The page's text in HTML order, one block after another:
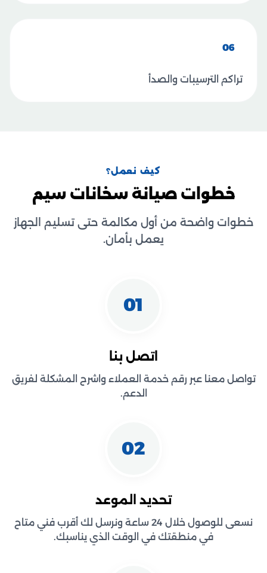
06
تراكم الترسيبات والصدأ
كيف نعمل؟
خطوات صيانة سخانات سيم
خطوات واضحة من أول مكالمة حتى تسليم الجهاز
يعمل بأمان.
01
اتصل بنا
تواصل معنا عبر رقم خدمة العملاء واشرح المشكلة لفريق
الدعم.
02
تحديد الموعد
نسعى للوصول خلال 24 ساعة ونرسل لك أقرب فني متاح
في منطقتك في الوقت الذي يناسبك.